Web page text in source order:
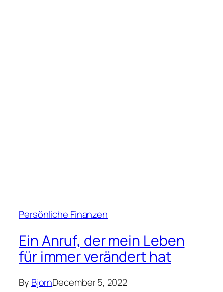
Persönliche Finanzen
Ein Anruf, der mein Leben
für immer verändert hat
By BjornDecember 5, 2022